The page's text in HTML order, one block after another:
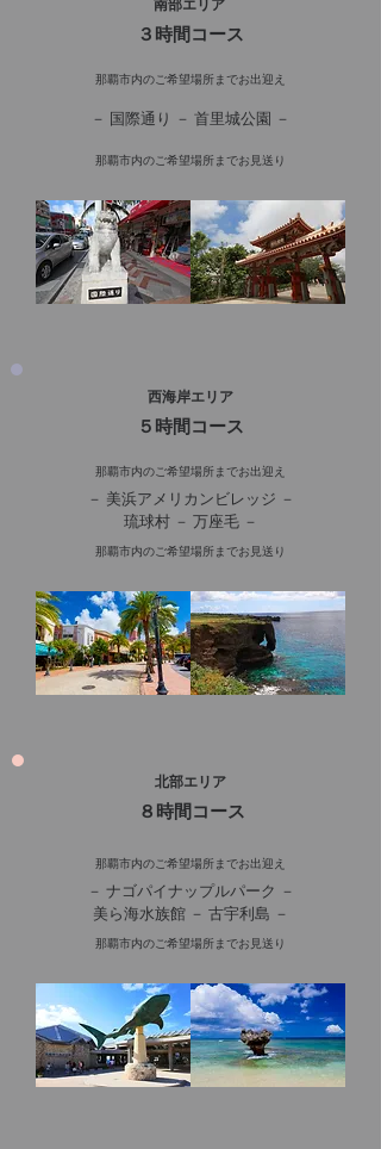
南部エリア
３時間コース
那覇市内のご希望場所までお出迎え
－ 国際通り － 首里城公園 －
那覇市内のご希望場所までお見送り
西海岸エリア
５時間コース
那覇市内のご希望場所までお出迎え
－ 美浜アメリカンビレッジ －
琉球村 － 万座毛 －
那覇市内のご希望場所までお見送り
北部エリア
８時間コース
那覇市内のご希望場所までお出迎え
－ ナゴパイナップルパーク －
美ら海水族館 － 古宇利島 －
那覇市内のご希望場所までお見送り